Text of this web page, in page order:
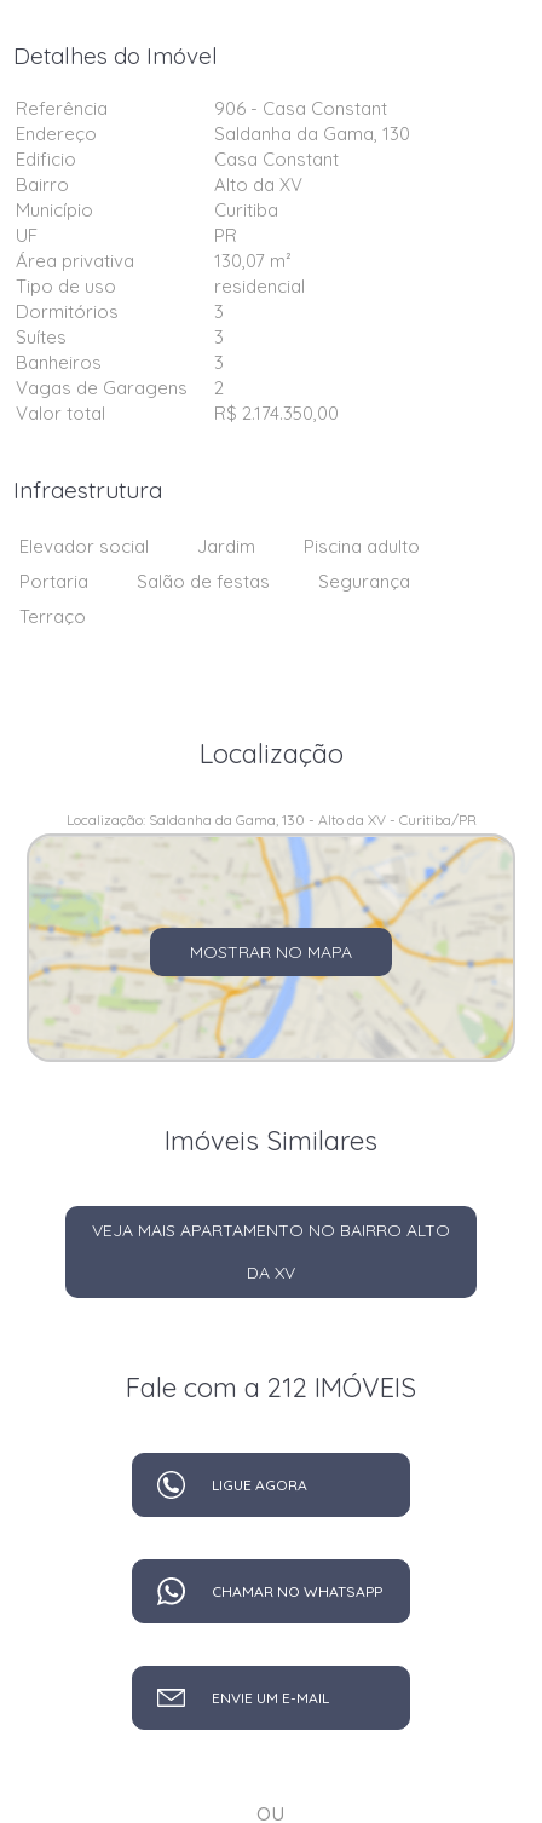
Detalhes do Imóvel
Referência
906 - Casa Constant
Endereço
Saldanha da Gama, 130
Edificio
Casa Constant
Bairro
Alto da XV
Município
Curitiba
UF
PR
Área privativa
130,07 m²
Tipo de uso
residencial
Dormitórios
3
Suítes
3
Banheiros
3
Vagas de Garagens
2
Valor total
R$ 2.174.350,00
Infraestrutura
Elevador social Jardim
Piscina adulto
Portaria
Salão de festas
Segurança
Terraço
Localização
Localização: Saldanha da Gama, 130 - Alto da XV - Curitiba/PR
MOSTRAR NO MAPA
Imóveis Similares
VEJA MAIS APARTAMENTO NO BAIRRO ALTO
DA XV
Fale com a 212 IMÓVEIS
LIGUE AGORA
CHAMAR NO WHATSAPP
ENVIE UM E-MAIL
ou